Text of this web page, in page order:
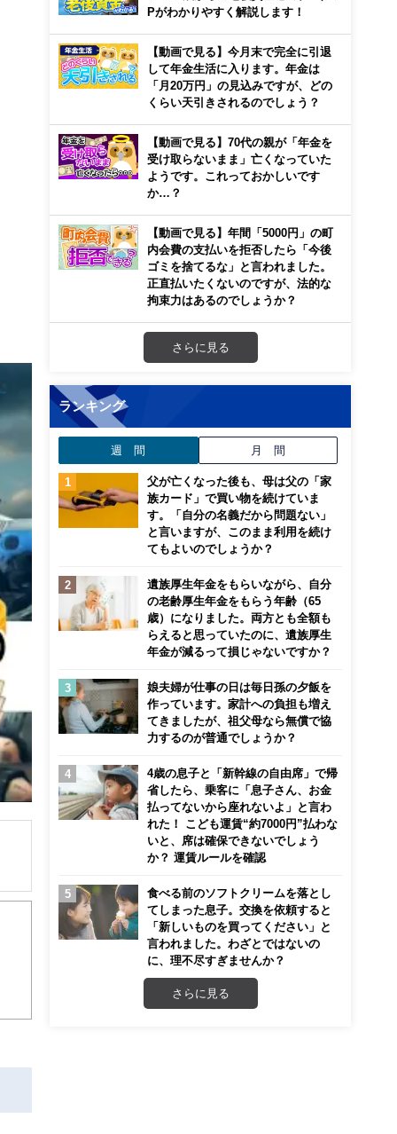
き
Pがわかりやすく解説します！
【動画で見る】今月末で完全に引退
して年金生活に入ります。年金は
「月20万円」の見込みですが、どの
くらい天引きされるのでしょう？
【動画で見る】70代の親が「年金を
受け取らないまま」亡くなっていた
ようです。これっておかしいです
か…？
【動画で見る】年間「5000円」の町
内会費の支払いを拒否したら「今後
ゴミを捨てるな」と言われました。
正直払いたくないのですが、法的な
拘束力はあるのでしょうか？
さらに見る
ランキング
週 間 月 間
父が亡くなった後も、母は父の「家
族カード」で買い物を続けていま
す。「自分の名義だから問題ない」
と言いますが、このまま利用を続け
てもよいのでしょうか？
遺族厚生年金をもらいながら、自分
の老齢厚生年金をもらう年齢（65
歳）になりました。両方とも全額も
らえると思っていたのに、遺族厚生
年金が減るって損じゃないですか？
娘夫婦が仕事の日は毎日孫の夕飯を
作っています。家計への負担も増え
てきましたが、祖父母なら無償で協
力するのが普通でしょうか？
4歳の息子と「新幹線の自由席」で帰
省したら、乗客に「息子さん、お金
払ってないから座れないよ」と言わ
れた！ こども運賃“約7000円”払わな
いと、席は確保できないでしょう
か？ 運賃ルールを確認
食べる前のソフトクリームを落とし
てしまった息子。交換を依頼すると
「新しいものを買ってください」と
言われました。わざとではないの
に、理不尽すぎませんか？
さらに見る